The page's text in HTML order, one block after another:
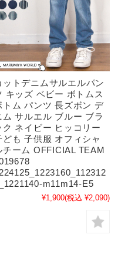
ットデニムサルエルパン
キッズ ベビー ボトムス
トム パンツ 長ズボン デ
ム サルエル ブルー ブラ
ク ネイビー ヒッコリー
ども 子供服 オフィシャ
チーム OFFICIAL TEAM
m11m14-E5
¥1,900(税込 ¥2,090)